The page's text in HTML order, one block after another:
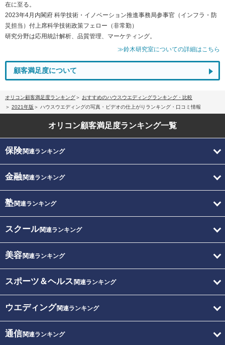
在に至る。
2023年4月内閣府 科学技術・イノベーション推進事務局参事官（インフラ・防
災担当）付上席科学技術政策フェロー（非常勤）
研究分野は応用統計解析、品質管理、マーケティング。
≫鈴木研究室についての詳細はこちら
顧客満足度について
オリコン顧客満足度ランキング
おすすめのハウスウエディングランキング・比較
2021年版
ハウスウエディングの写真・ビデオの仕上がりランキング・口コミ情報
オリコン顧客満足度ランキング一覧
保険関連ランキング
金融関連ランキング
塾関連ランキング
スクール関連ランキング
美容関連ランキング
スポーツ＆ヘルス 関連ランキング
ウエディング関連ランキング
通信関連ランキング